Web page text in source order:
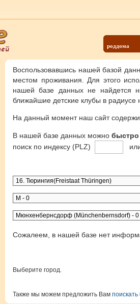
роддома
Воспользовавшись нашей базой
местом проживания. Для этого
нашей базе данных не найдется
ближайшие детские клубы в радиусе
На данный момент наш сайт
В нашей базе данных можно быстро
поиск по индексу (PLZ)
Сожалеем, в нашей базе нет
Выберите город.
Также мы можем предложить Вам